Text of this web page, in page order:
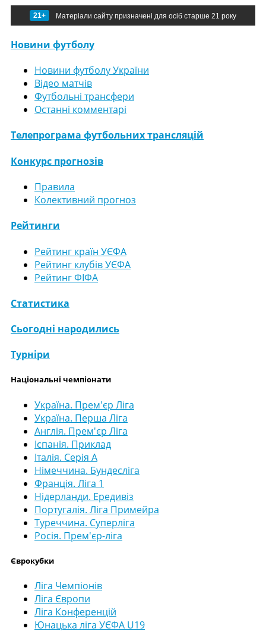
21+ Матеріали сайту призначені для осіб старше 21 року
Новини футболу
Новини футболу України
Відео матчів
Футбольні трансфери
Останні комментарі
Телепрограма футбольних трансляцій
Конкурс прогнозів
Правила
Колективний прогноз
Рейтинги
Рейтинг країн УЄФА
Рейтинг клубів УЄФА
Рейтинг ФІФА
Статистика
Сьогодні народились
Турніри
Національні чемпіонати
Україна. Прем'єр Ліга
Україна. Перша Ліга
Англія. Прем'єр Ліга
Іспанія. Приклад
Італія. Серія А
Німеччина. Бундесліга
Франція. Ліга 1
Нідерланди. Ередивіз
Португалія. Ліга Примейра
Туреччина. Суперліга
Росія. Прем'єр-ліга
Єврокубки
Ліга Чемпіонів
Ліга Європи
Ліга Конференцій
Юнацька ліга УЄФА U19